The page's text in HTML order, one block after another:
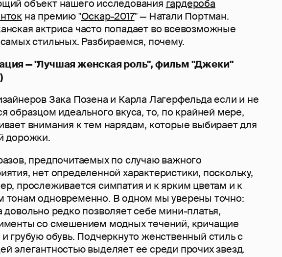
объект нашего исследования гардероба
на премию "Оскар-2017" — Натали Портман.
актриса часто попадает во всевозможные
стильных. Разбираемся, почему.
— "Лучшая женская роль", фильм "Джеки"
Зака Позена и Карла Лагерфельда если и не
образцом идеального вкуса, то, по крайней мере,
внимания к тем нарядам, которые выбирает для
дорожки.
предпочитаемых по случаю важного
нет определенной характеристики, поскольку,
прослеживается симпатия и к ярким цветам и к
тонам одновременно. В одном мы уверены точно:
довольно редко позволяет себе мини-платья,
со смешением модных течений, кричащие
грубую обувь. Подчеркнуто женственный стиль с
элегантностью выделяет ее среди прочих звезд.